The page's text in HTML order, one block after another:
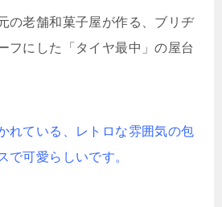
の老舗和菓子屋が作る、ブリヂ
フにした「タイヤ最中」の屋台
れている、レトロな雰囲気の包
で可愛らしいです。